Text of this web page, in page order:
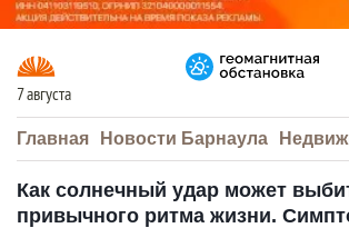
7 августа
Главная Новости Барнаула
Как солнечный удар может
привычного ритма жизни.